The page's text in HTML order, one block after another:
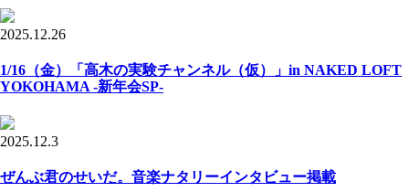
2025.12.26
1/16（金）「高木の実験チャンネル（仮）」in NAKED LOFT
YOKOHAMA -新年会SP-
2025.12.3
ぜんぶ君のせいだ。音楽ナタリーインタビュー掲載